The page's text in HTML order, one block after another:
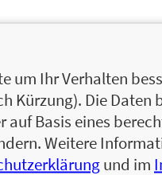
Ihr Verhalten
Kürzung). Die
Basis eines
Weitere
und im